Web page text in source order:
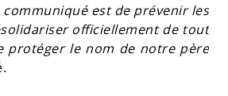
est de prévenir les
officiellement de tout
protéger le nom de notre père